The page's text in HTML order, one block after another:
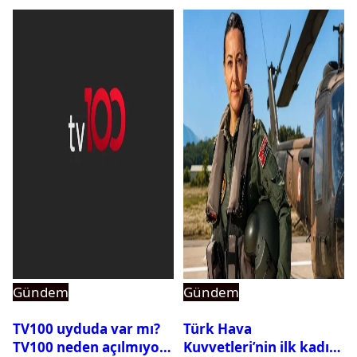
Gündem
TV100 uyduda var mı?
TV100 neden açılmıyor?
Gündem
Türk Hava
Kuvvetleri’nin ilk kadın